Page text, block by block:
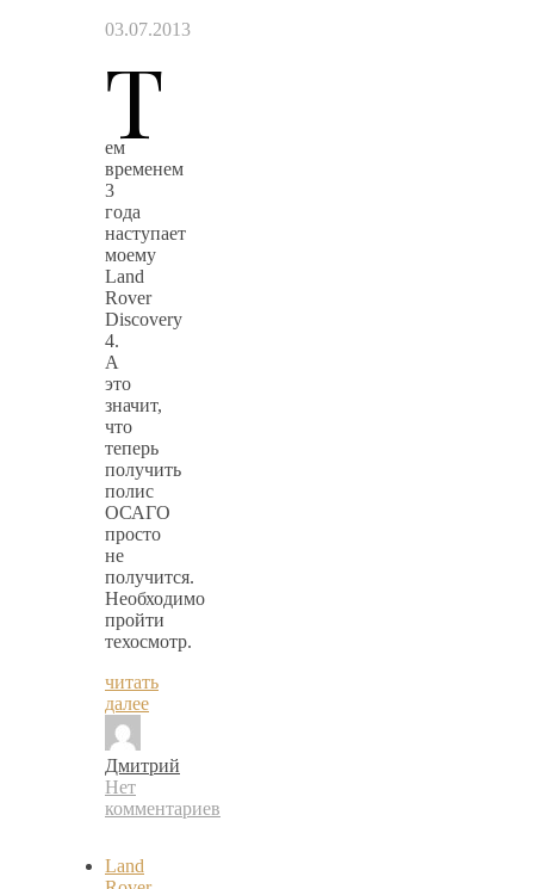
03.07.2013
Т
ем
временем
3
года
наступает
моему
Land
Rover
Discovery
4.
А
это
значит,
что
теперь
получить
полис
ОСАГО
просто
не
получится.
Необходимо
пройти
техосмотр.
читать
далее
Дмитрий
Нет
комментариев
Land